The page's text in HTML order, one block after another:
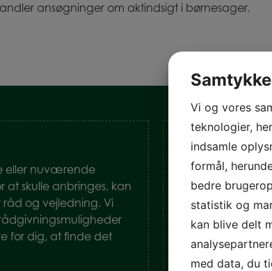
ansøgninger om aktindsigt i børnesager.
eller nuværende
at skulle anbringes, kan
og vejledning. Vi
for dig, at finde det
Det kan være
møde
over forskellige
med særlig
anbragte. Klik,
Vi og vores
teknologier,
indsamle
formål,
bedre
statistik og
kan blive delt
med data, du